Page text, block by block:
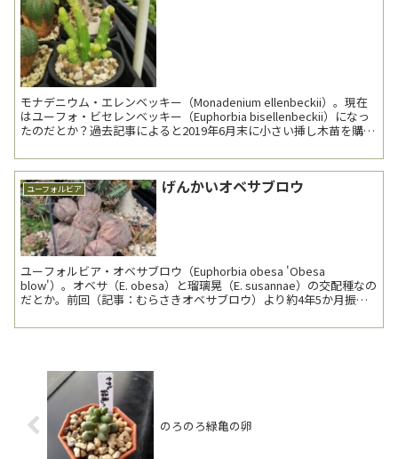
モナデニウム・エレンベッキー（Monadenium ellenbeckii）。現在
はユーフォ・ビセレンベッキー（Euphorbia bisellenbeckii）になっ
たのだとか？過去記事によると2019年6月末に小さい挿し木苗を購入
ユーフォルビア げんかいオベサブロウ
ユーフォルビア・オベサブロウ（Euphorbia obesa 'Obesa
blow'）。オベサ（E. obesa）と瑠璃晃（E. susannae）の交配種なの
だとか。前回（記事：むらさきオベサブロウ）より約4年5か月振り3
のろのろ緑亀の卵